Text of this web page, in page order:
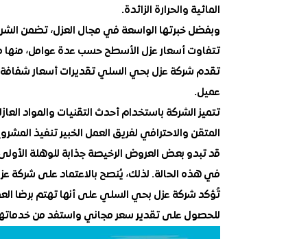
المائية والحرارة الزائدة.
وبفضل خبرتها الواسعة في مجال العزل، تضمن
تتفاوت أسعار عزل الأسطح حسب عدة عوامل، منها
تقدم شركة عزل بحي السلي تقديرات أسعار شفافة
عميل.
تتميز الشركة باستخدام أحدث التقنيات والمواد
المتقن والاحترافي لفريق العمل الخبير تنفيذ
قد تبدو بعض العروض الرخيصة جذابة للوهلة
في هذه الحالة. لذلك، يُنصح بالاعتماد على شركة
تُؤكد شركة عزل بحي السلي على أنها تهتم برضا
للحصول على تقدير سعر مجاني واستفد من